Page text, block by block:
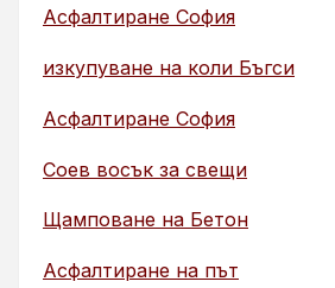
Асфалтиране София
изкупуване на коли Бъгси
Асфалтиране София
Соев восък за свещи
Щамповане на Бетон
Асфалтиране на път